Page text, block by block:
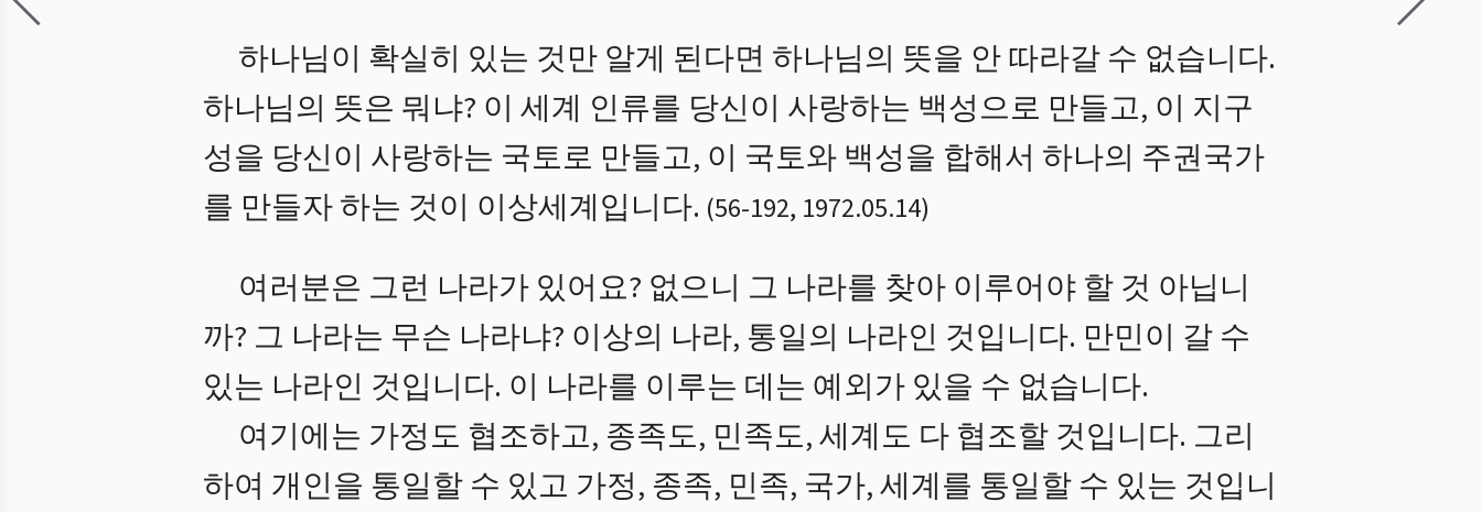
하나님이 확실히 있는 것만 알게 된다면 하나님의 뜻을 안 따라갈 수 없습니다.
하나님의 뜻은 뭐냐? 이 세계 인류를 당신이 사랑하는 백성으로 만들고, 이 지구
성을 당신이 사랑하는 국토로 만들고, 이 국토와 백성을 합해서 하나의 주권국가
를 만들자 하는 것이 이상세계입니다. (56-192, 1972.05.14)
여러분은 그런 나라가 있어요? 없으니 그 나라를 찾아 이루어야 할 것 아닙니
까? 그 나라는 무슨 나라냐? 이상의 나라, 통일의 나라인 것입니다. 만민이 갈 수
있는 나라인 것입니다. 이 나라를 이루는 데는 예외가 있을 수 없습니다.
여기에는 가정도 협조하고, 종족도, 민족도, 세계도 다 협조할 것입니다. 그리
하여 개인을 통일할 수 있고 가정, 종족, 민족, 국가, 세계를 통일할 수 있는 것입니